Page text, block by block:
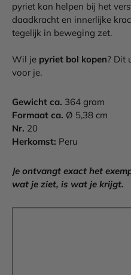
pyriet kan helpen bij het
daadkracht en innerlijke
tegelijk in beweging zet.
Wil je pyriet bol kopen? Dit
voor je.
Gewicht ca. 364 gram
Formaat ca. Ø 5,38 cm
Nr. 20
Herkomst: Peru
Je ontvangt exact het
wat je ziet, is wat je krijgt.